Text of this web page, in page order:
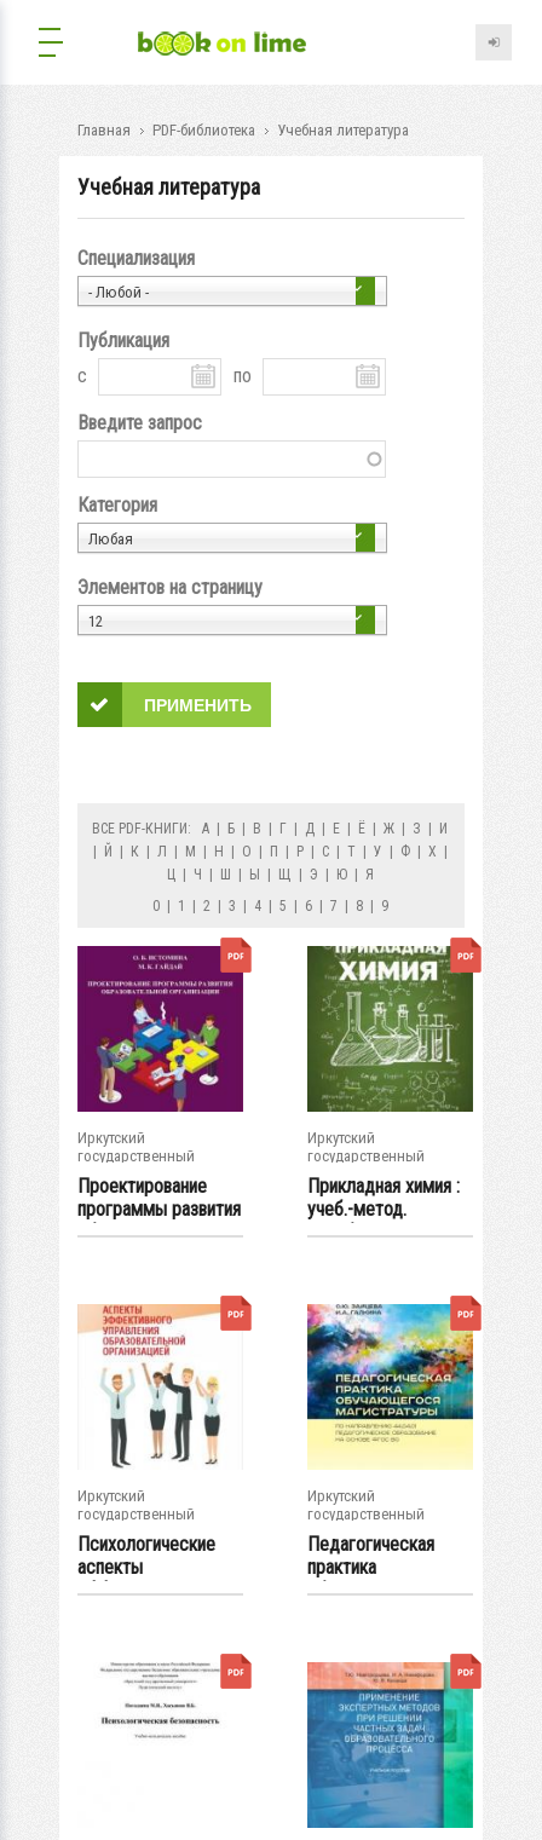
Главная PDF-библиотека Учебная литература
Учебная литература
Специализация
- Любой -
Публикация
с
по
Введите запрос
Категория
Любая
Элементов на страницу
12
ВСЕ PDF-КНИГИ: А Б В Г Д Е Ё Ж З
И
Й К Л М Н О П Р С Т У Ф Х
Ц
Ч Ш Ы Щ Э Ю
Я
0
1 2 3 4 5 6 7 8 9
Иркутский
государственный
университет
Проектирование
программы развития
образовательной...
Иркутский
государственный
университет
Прикладная химия :
учеб.-метод.
пособие
Иркутский
государственный
университет
Психологические
аспекты
эффективного
Иркутский
государственный
университет
Педагогическая
практика
обучающегося